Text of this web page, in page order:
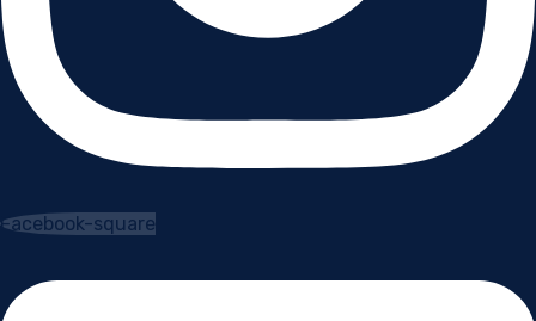
Facebook-square